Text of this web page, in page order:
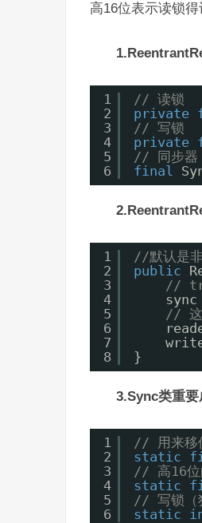
高16位表示读锁
1
2
3
4
5
6
// 读锁
private
// 写锁
private
// 同步器
final
1
2
3
4
5
6
7
8
//默认是非
public
//
// 这
}
3.Sync类重要
1
2
3
4
5
6
// 用来移
static
// 高16位
static
// 写锁（
static